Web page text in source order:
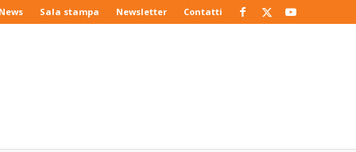
Sala stampa Newsletter Contatti